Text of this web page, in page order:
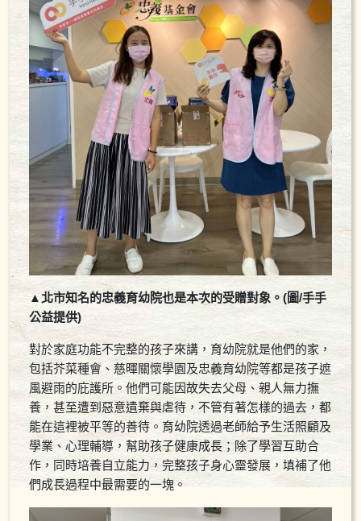
▲北市知名的忠義育幼院也是本次的受贈對象。(圖/手手
公益提供)
對於家庭功能不完整的孩子來講，育幼院就是他們的家，
包括芥菜種會、慈暉關懷學園及忠義育幼院等都是孩子遮
風避雨的庇護所。他們可能因故失去父母、親人無力撫
養，甚至遭到惡意遺棄與虐待，不管有著怎樣的過去，都
能在這裡被平等的善待。育幼院透過老師給予生活照顧及
學業、心理輔導，幫助孩子健康成長；除了學習互助合
作，同時培養自立能力，完整孩子身心靈發展，填補了他
們成長過程中最需要的一塊。